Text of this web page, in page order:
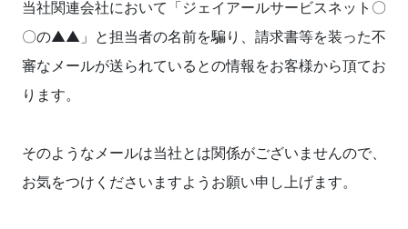
当社関連会社において「ジェイアールサービスネット〇
〇の▲▲」と担当者の名前を騙り、請求書等を装った不
審なメールが送られているとの情報をお客様から頂てお
ります。
そのようなメールは当社とは関係がございませんので、
お気をつけくださいますようお願い申し上げます。